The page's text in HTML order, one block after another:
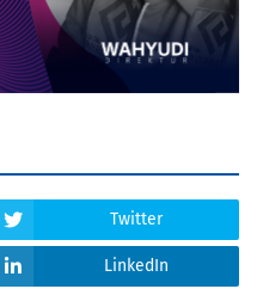
Twitter
LinkedIn